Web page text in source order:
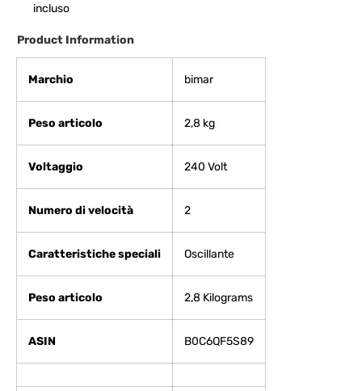
incluso
Product Information
Marchio ‎bimar
Peso articolo ‎2,8 kg
Voltaggio ‎240 Volt
Numero di velocità ‎2
Caratteristiche speciali ‎Oscillante
Peso articolo ‎2,8 Kilograms
ASIN B0C6QF5S89